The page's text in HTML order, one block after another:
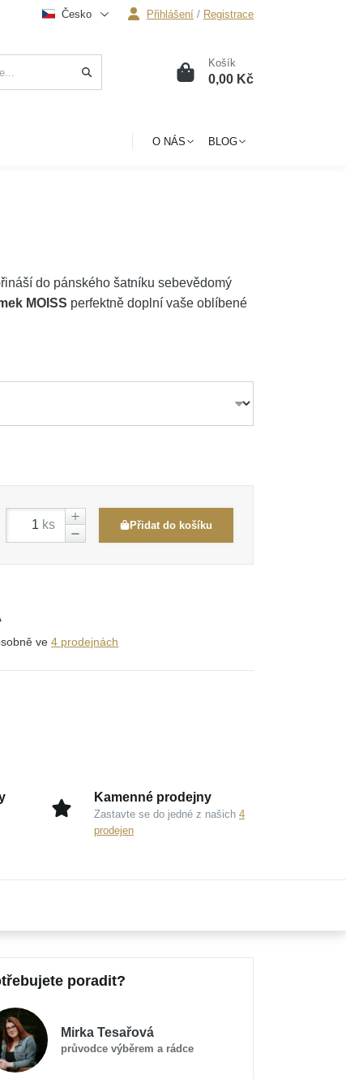
Česko Přihlášení / Registrace
0 Košík
0,00 Kč
O NÁS BLOG
do pánského šatníku sebevědomý
MOISS perfektně doplní vaše oblíbené
ks Přidat do košíku
ve4 prodejnách
Kamenné prodejny
Zastavte se do jedné z našich 4
prodejen
poradit?
Mirka Tesařová
průvodce výběrem a rádce